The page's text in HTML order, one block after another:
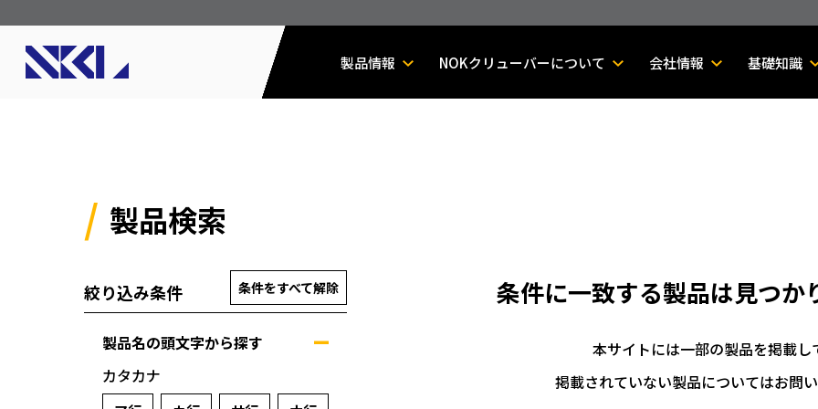
製品情報 NOKクリューバーについて 会社情報 基礎知識
製品検索
絞り込み条件 条件をすべて解除
製品名の頭文字から探す
カタカナ
条件に一致する製品は見つか
本サイトには一部の製品を掲載し
掲載されていない製品についてはお問